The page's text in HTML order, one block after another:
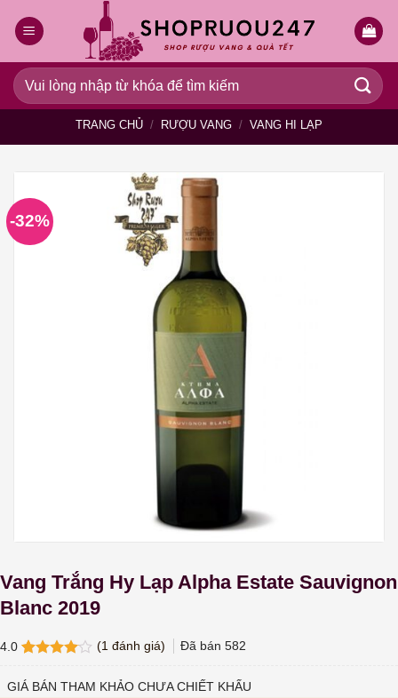
qua
dung
Tìm
kiếm:
TRANG CHỦ / RƯỢU VANG / VANG HI LẠP
-32%
Vang Trắng Hy Lạp Alpha Estate Sauvignon
Blanc 2019
4.0
5 dựa
(1 đánh giá) Đã bán 582
GIÁ BÁN THAM KHẢO CHƯA CHIẾT KHẤU